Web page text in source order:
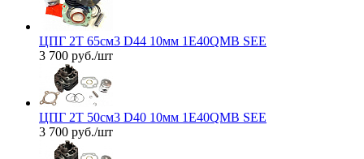
ЦПГ 2T 65см3 D44 10мм 1E40QMB SEE
3 700 руб./шт
ЦПГ 2T 50см3 D40 10мм 1E40QMB SEE
3 700 руб./шт